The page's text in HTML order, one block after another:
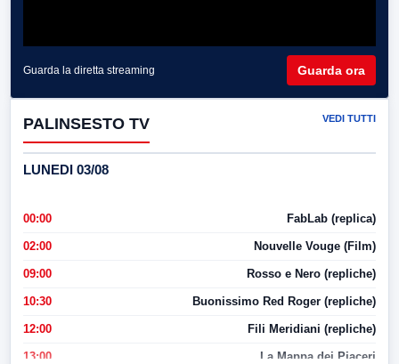
Guarda la diretta streaming Guarda ora
PALINSESTO TV VEDI TUTTI
LUNEDI 03/08
00:00 FabLab (replica)
02:00 Nouvelle Vouge (Film)
09:00 Rosso e Nero (repliche)
10:30 Buonissimo Red Roger (repliche)
12:00 Fili Meridiani (repliche)
13:00 La Mappa dei Piaceri